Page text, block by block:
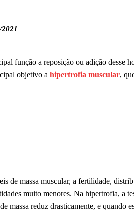
função a reposição ou adição desse
objetivo a hipertrofia muscular,
de massa muscular, a fertilidade,
muito menores. Na hipertrofia, a
massa reduz drasticamente, e quando